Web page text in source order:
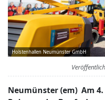
Holstenhallen Neumünster GmbH
Neumünster (em) Am